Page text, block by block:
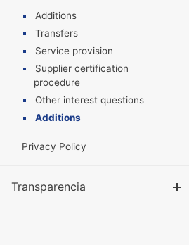
Additions
Transfers
Service provision
Supplier certification
procedure
Other interest questions
Additions
Privacy Policy
Transparencia